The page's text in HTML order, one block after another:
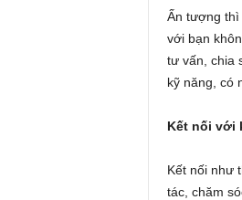
Ấn tượng thì
với bạn
tư vấn, chia
kỹ năng, có
Kết nối với
Kết nối như
tác, chăm